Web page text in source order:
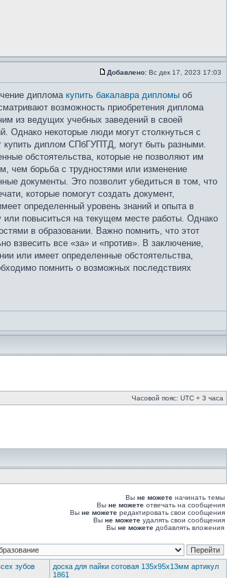
Добавлено: Вс дек 17, 2023 17:03
диплома купить бакалавра дипломы об
возможность приобретения диплома
из ведущих учебных заведений в своей
Однако некоторые люди могут столкнуться с
купить диплом СПбГУПТД, могут быть разными.
обстоятельства, которые не позволяют им
чем борьба с трудностями или изменение
документы. Это позволит убедиться в том, что
которые помогут создать документ,
определенный уровень знаний и опыта в
повыситься на текущем месте работы. Однако
в образовании. Важно помнить, что этот
взвесить все «за» и «против». В заключение,
или имеет определенные обстоятельства,
помнить о возможных последствиях
Часовой пояс: UTC + 3 часа
Вы не можете начинать темы
Вы не можете отвечать на сообщения
Вы не можете редактировать свои сообщения
Вы не можете удалять свои сообщения
Вы не можете добавлять вложения
зубов
доска для пайки сотовая 135х95х13мм артикул
1861